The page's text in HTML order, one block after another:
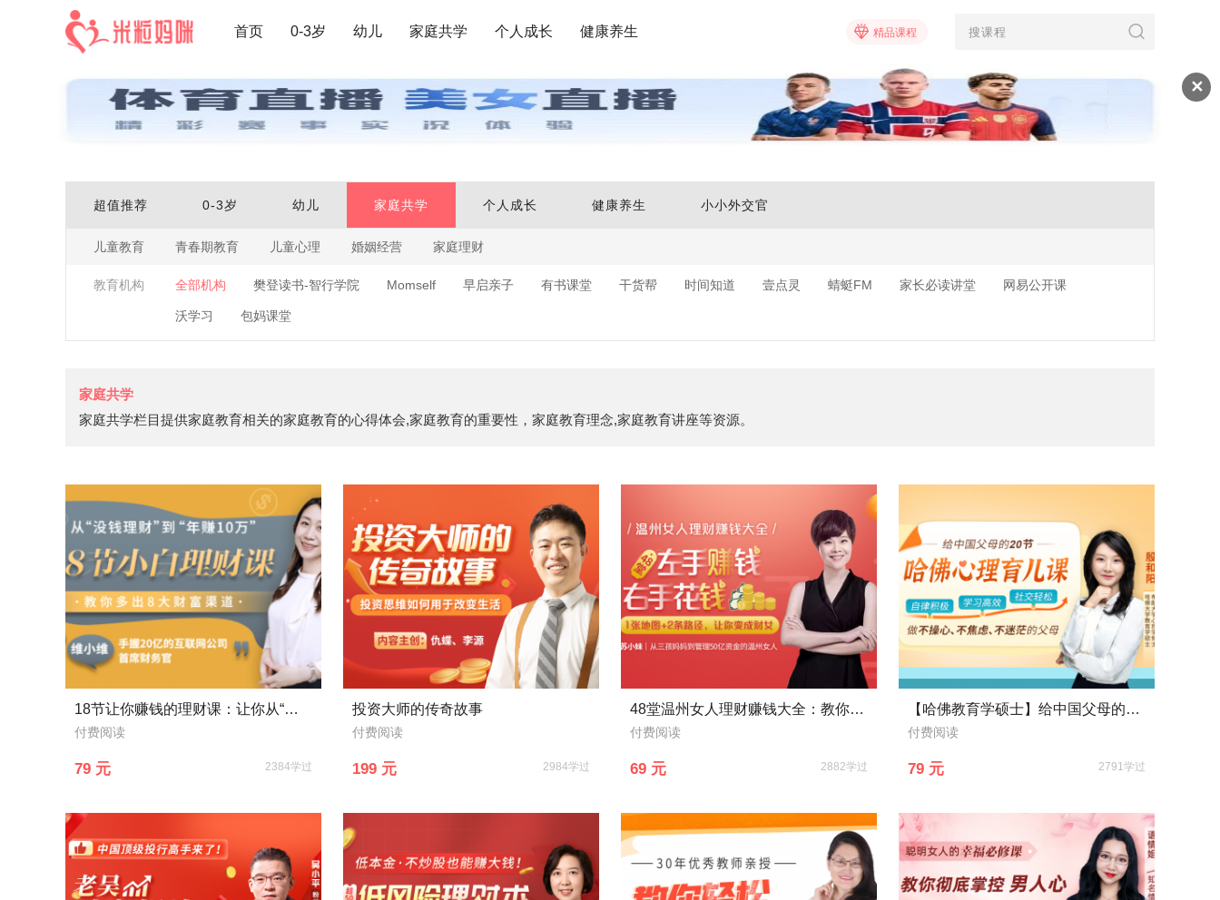
✕
首页 0-3岁 幼儿 家庭共学 个人成长 健康养生 精品课程
超值推荐 0-3岁 幼儿 家庭共学 个人成长 健康养生 小小外交官
儿童教育 青春期教育 儿童心理 婚姻经营 家庭理财
教育机构 全部机构 樊登读书-智行学院 Momself 早启亲子 有书课堂 干货帮 时间知道 壹点灵 蜻蜓FM 家长必读讲堂 网易公开课
沃学习 包妈课堂
家庭共学
家庭共学栏目提供家庭教育相关的家庭教育的心得体会,家庭教育的重要性，家庭教育理念,家庭教育讲座等资源。
18节让你赚钱的理财课：让你从“没钱理财”到“年收益10万”
付费阅读
79 元 2384学过
投资大师的传奇故事
付费阅读
199 元 2984学过
48堂温州女人理财赚钱大全：教你管钱、花钱、赚钱，变身“财女”!
付费阅读
69 元 2882学过
【哈佛教育学硕士】给中国父母的心理育儿指南，养出自律积极、学习高效、社交轻松的孩子
付费阅读
79 元 2791学过